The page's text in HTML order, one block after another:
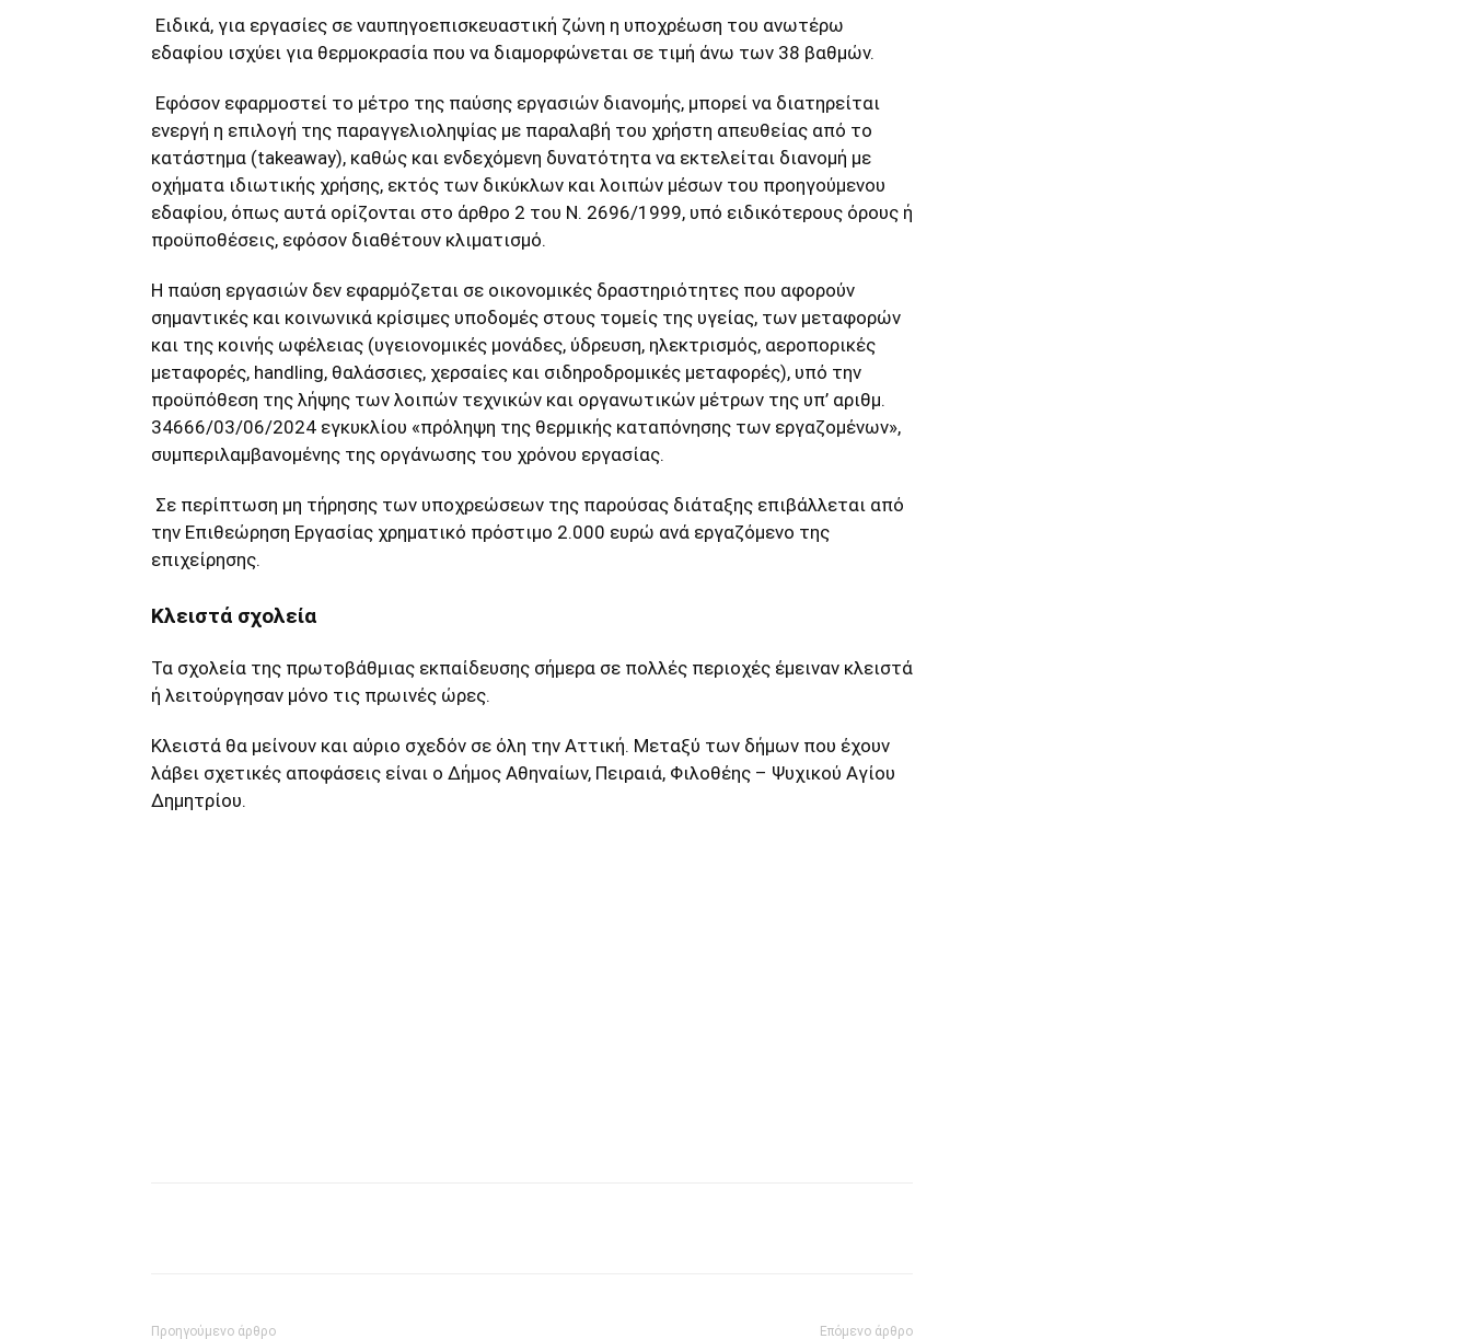
Ειδικά, για εργασίες σε ναυπηγοεπισκευαστική ζώνη η υποχρέωση του ανωτέρω
εδαφίου ισχύει για θερμοκρασία που να διαμορφώνεται σε τιμή άνω των 38 βαθμών.
Εφόσον εφαρμοστεί το μέτρο της παύσης εργασιών διανομής, μπορεί να διατηρείται
ενεργή η επιλογή της παραγγελιοληψίας με παραλαβή του χρήστη απευθείας από το
κατάστημα (takeaway), καθώς και ενδεχόμενη δυνατότητα να εκτελείται διανομή με
οχήματα ιδιωτικής χρήσης, εκτός των δικύκλων και λοιπών μέσων του προηγούμενου
εδαφίου, όπως αυτά ορίζονται στο άρθρο 2 του Ν. 2696/1999, υπό ειδικότερους όρους ή
προϋποθέσεις, εφόσον διαθέτουν κλιματισμό.
Η παύση εργασιών δεν εφαρμόζεται σε οικονομικές δραστηριότητες που αφορούν
σημαντικές και κοινωνικά κρίσιμες υποδομές στους τομείς της υγείας, των μεταφορών
και της κοινής ωφέλειας (υγειονομικές μονάδες, ύδρευση, ηλεκτρισμός, αεροπορικές
μεταφορές, handling, θαλάσσιες, χερσαίες και σιδηροδρομικές μεταφορές), υπό την
προϋπόθεση της λήψης των λοιπών τεχνικών και οργανωτικών μέτρων της υπ’ αριθμ.
34666/03/06/2024 εγκυκλίου «πρόληψη της θερμικής καταπόνησης των εργαζομένων»,
συμπεριλαμβανομένης της οργάνωσης του χρόνου εργασίας.
Σε περίπτωση μη τήρησης των υποχρεώσεων της παρούσας διάταξης επιβάλλεται από
την Επιθεώρηση Εργασίας χρηματικό πρόστιμο 2.000 ευρώ ανά εργαζόμενο της
επιχείρησης.
Κλειστά σχολεία
Τα σχολεία της πρωτοβάθμιας εκπαίδευσης σήμερα σε πολλές περιοχές έμειναν κλειστά
ή λειτούργησαν μόνο τις πρωινές ώρες.
Κλειστά θα μείνουν και αύριο σχεδόν σε όλη την Αττική. Μεταξύ των δήμων που έχουν
λάβει σχετικές αποφάσεις είναι ο Δήμος Αθηναίων, Πειραιά, Φιλοθέης – Ψυχικού Αγίου
Δημητρίου.
Προηγούμενο άρθρο Επόμενο άρθρο